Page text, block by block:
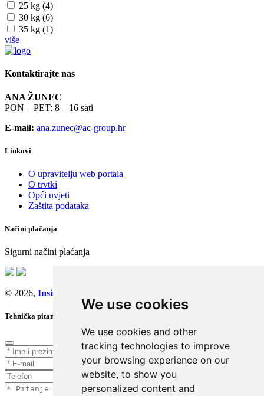
We use cookies
We use cookies and other
tracking technologies to improve
your browsing experience on our
website, to show you
personalized content and
25 kg (4)
30 kg (6)
35 kg (1)
više
Kontaktirajte nas
ANA ŽUNEC
PON – PET: 8 – 16 sati
E-mail: ana.zunec@ac-group.hr
Linkovi
O upravitelju web portala
O trvtki
Opći uvjeti
Zaštita podataka
Načini plačanja
Sigurni načini plaćanja
© 2026, Insist d.o.o.
Tehnička pitanja